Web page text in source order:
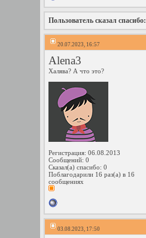
Пользователь сказал cпасибо:
20.07.2023, 16:57
Alena3
Халява? А что это?
Регистрация: 06.08.2013
Сообщений: 0
Сказал(а) спасибо: 0
Поблагодарили 16 раз(а) в 16
сообщениях
03.08.2023, 17:50